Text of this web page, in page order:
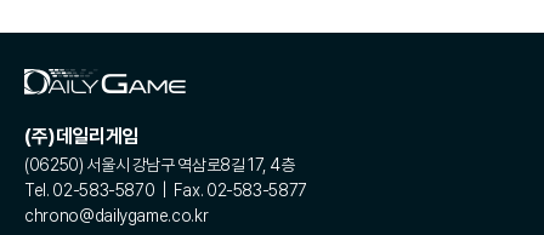
(주)데일리게임
(06250) 서울시 강남구 역삼로8길 17, 4층
Tel. 02-583-5870 | Fax. 02-583-5877
chrono@dailygame.co.kr